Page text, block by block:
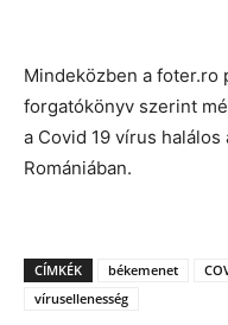
Mindeközben a foter.ro
forgatókönyv szerint
a Covid 19 vírus halálos
Romániában.
CÍMKÉK békemenet
vírusellenesség